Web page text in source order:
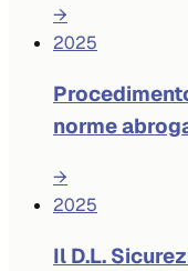
→
2025
norme
→
2025
Il D.L.